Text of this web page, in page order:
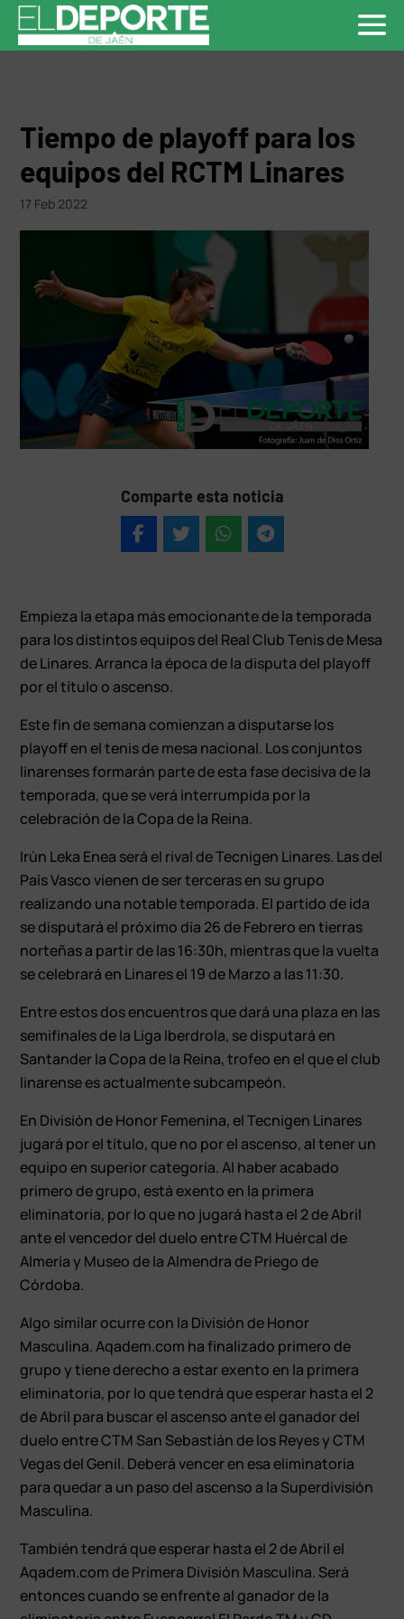
Tiempo de playoff para los
equipos del RCTM Linares
17 Feb 2022
Comparte esta noticia
Empieza la etapa más emocionante de la temporada
para los distintos equipos del Real Club Tenis de Mesa
de Linares. Arranca la época de la disputa del playoff
por el título o ascenso.
Este fin de semana comienzan a disputarse los
playoff en el tenis de mesa nacional. Los conjuntos
linarenses formarán parte de esta fase decisiva de la
temporada, que se verá interrumpida por la
celebración de la Copa de la Reina.
Irún Leka Enea será el rival de Tecnigen Linares. Las del
País Vasco vienen de ser terceras en su grupo
realizando una notable temporada. El partido de ida
se disputará el próximo día 26 de Febrero en tierras
norteñas a partir de las 16:30h, mientras que la vuelta
se celebrará en Linares el 19 de Marzo a las 11:30.
Entre estos dos encuentros que dará una plaza en las
semifinales de la Liga Iberdrola, se disputará en
Santander la Copa de la Reina, trofeo en el que el club
linarense es actualmente subcampeón.
En División de Honor Femenina, el Tecnigen Linares
jugará por el título, que no por el ascenso, al tener un
equipo en superior categoría. Al haber acabado
primero de grupo, está exento en la primera
eliminatoria, por lo que no jugará hasta el 2 de Abril
ante el vencedor del duelo entre CTM Huércal de
Almería y Museo de la Almendra de Priego de
Córdoba.
Algo similar ocurre con la División de Honor
Masculina. Aqadem.com ha finalizado primero de
grupo y tiene derecho a estar exento en la primera
eliminatoria, por lo que tendrá que esperar hasta el 2
de Abril para buscar el ascenso ante el ganador del
duelo entre CTM San Sebastián de los Reyes y CTM
Vegas del Genil. Deberá vencer en esa eliminatoria
para quedar a un paso del ascenso a la Superdivisión
Masculina.
También tendrá que esperar hasta el 2 de Abril el
Aqadem.com de Primera División Masculina. Será
entonces cuando se enfrente al ganador de la